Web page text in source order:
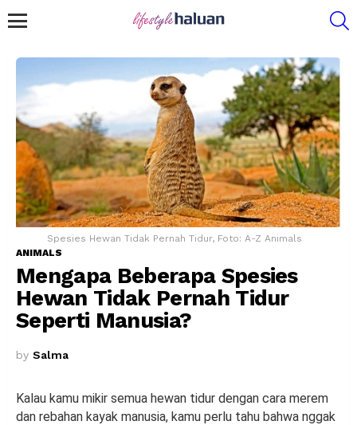
Spesies Hewan Tidak Pernah Tidur, Foto: A-Z Animals
ANIMALS
Mengapa Beberapa Spesies
Hewan Tidak Pernah Tidur
Seperti Manusia?
by Salma
Kalau kamu mikir semua hewan tidur dengan cara merem
dan rebahan kayak manusia, kamu perlu tahu bahwa nggak